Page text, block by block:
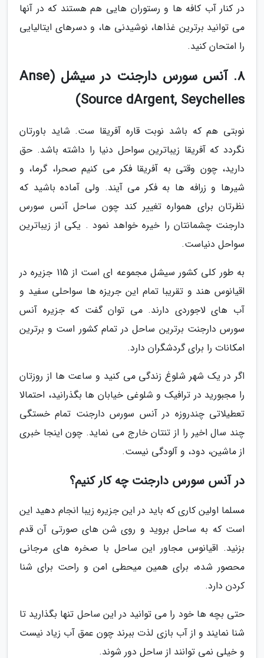
در کنار آب کافه ها و رستوران هایی هم هستند که در آنها
می توانید برترین غذاها، نوشیدنی ها، و دسرهای ایتالیایی
را امتحان کنید.
8. آنس سورس دارجنت در سیشل (Anse
Source dArgent, Seychelles)
نوبتی هم که باشد نوبت قاره آفریقا ست. شاید باورتان
نگردد که آفریقا زیباترین سواحل دنیا را داشته باشد. حق
دارید، چون وقتی به آفریقا فکر می کنیم صحرا، گرما، و
شیرها و زرافه ها به فکر می آیند. ولی آماده باشید که
نظرتان برای همواره تغییر کند چون ساحل آنس سورس
دارجنت چشمانتان را خیره خواهد نمود . یکی از زیباترین
سواحل دنیاست.
به طور کلی کشور سیشل مجموعه ای است از 115 جزیره در
اقیانوس هند و تقریبا تمام این جریزه ها سواحلی سفید و
آب های لاجوردی دارند. می توان گفت که جزیره آنس
سورس دارجنت برترین ساحل در تمام کشور است و برترین
امکانات را برای گردشگران دارد.
اگر در یک شهر شلوغ زندگی می کنید و ساعت ها از روزتان
را مجبورید در ترافیک و شلوغی خیابان ها بگذرانید، احتمالا
تعطیلاتی چندروزه در آنس سورس دارجنت تمام خستگی
چند سال اخیر را از تنتان خارج می نماید. چون اینجا خبری
از ماشین، دود، و آلودگی نیست.
در آنس سورس دارجنت چه کار کنیم؟
مسلما اولین کاری که باید در این جزیره زیبا انجام دهید این
است که به ساحل بروید و روی شن های صورتی آن قدم
بزنید. اقیانوس مجاور این ساحل با صخره های مرجانی
محصور شده، برای همین میحطی امن و راحت برای شنا
کردن دارد.
حتی بچه ها خود را می توانید در این ساحل تنها بگذارید تا
شنا نمایند و از آب بازی لذت ببرند چون عمق آب زیاد نیست
و خیلی نمی توانند از ساحل دور شوند.